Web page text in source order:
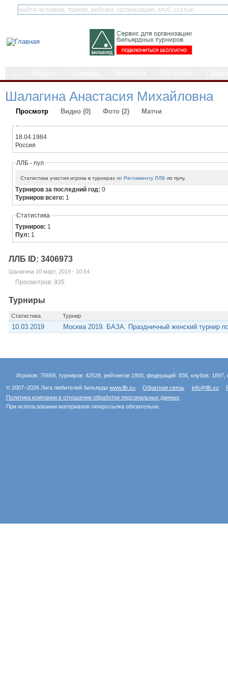
Шалагина Анастасия Михайловна
Просмотр Видео (0) Фото (2) Матчи
-
18.04.1984
Россия
ЛЛБ - пул
Статистика участия игрока в турнирахпо Регламенту ЛЛБ по пулу.
Турниров за последний год:0
Турниров всего: 1
Статистика
Турниров: 1
Пул: 1
ЛЛБ ID: 3406973
Шалагина 10 март, 2019 - 10:54
Просмотров: 935
Турниры
Статистика Турнир
10.03.2019 Москва 2019. БАЗА. Праздничный женский турнир
Игроков: 75669, турниров: 42528, рейтингов 1900, федераций: 836, клубов:
© 2007–2026 Лига любителей бильярдаwww.llb.su Обратная связь info@llb.su
Политика компании в отношении обработки персональных данных
При использовании материалов гиперссылка обязательна.